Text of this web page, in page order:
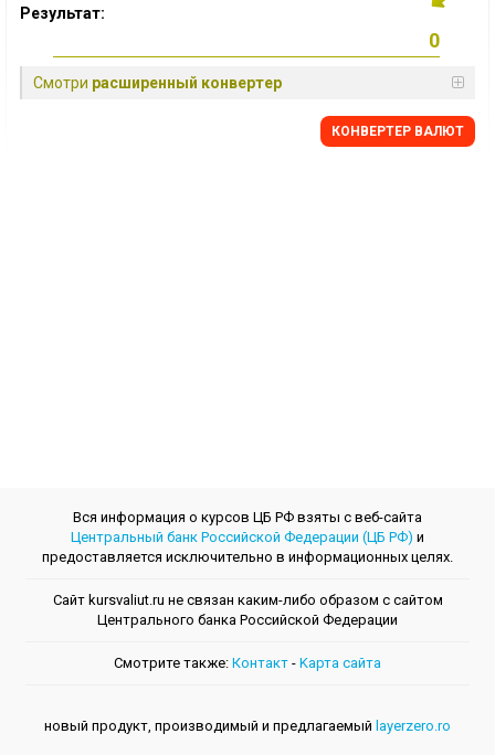
Результат:
Смотри расширенный конвертер
КОНВЕРТЕР ВАЛЮТ
Вся информация о курсов ЦБ РФ взяты с веб-сайта
Центральный банк Российской Федерации (ЦБ РФ) и
предоставляется исключительно в информационных целях.
Сайт kursvaliut.ru не связан каким-либо образом с сайтом
Центрального банкa Российской Федерации
Смотрите также: Контакт - Kарта сайта
новый продукт, производимый и предлагаемый layerzero.ro